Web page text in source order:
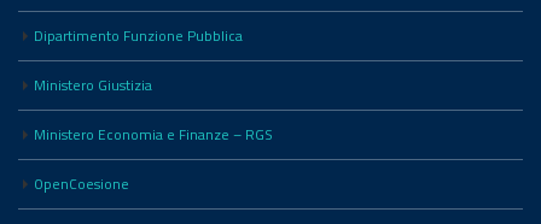
Dipartimento Funzione Pubblica
Ministero Giustizia
Ministero Economia e Finanze – RGS
OpenCoesione